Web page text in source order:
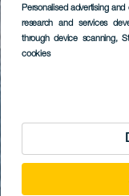
Personalised advertising
research and services
through device scanning,
cookies